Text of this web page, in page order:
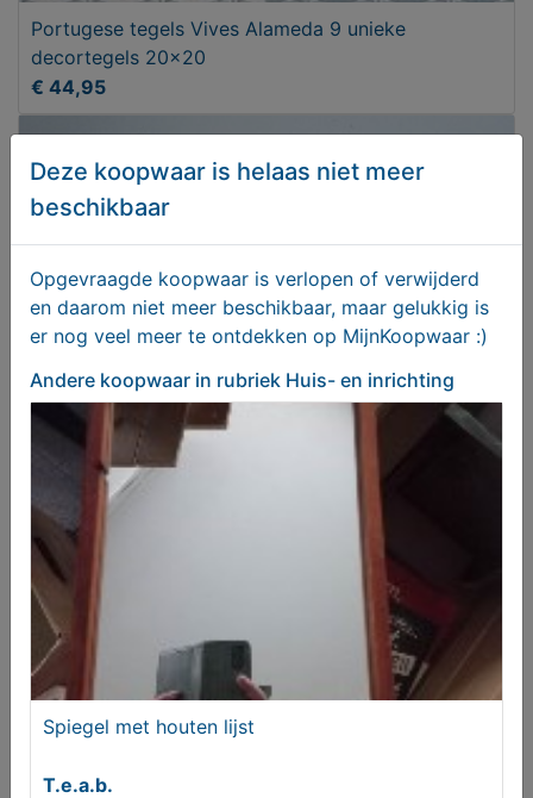
Portugese tegels Vives Alameda 9 unieke
decortegels 20x20
€ 44,95
Messen Huishoud
Deze koopwaar is helaas niet meer
beschikbaar
Opgevraagde koopwaar is verlopen of verwijderd
en daarom niet meer beschikbaar, maar gelukkig is
er nog veel meer te ontdekken op MijnKoopwaar :)
Andere koopwaar in rubriek Huis- en inrichting
Spiegel met houten lijst
T.e.a.b.